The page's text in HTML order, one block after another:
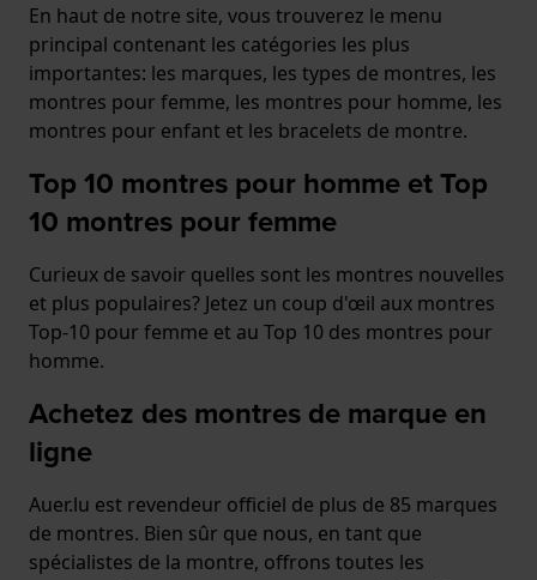
En haut de notre site, vous trouverez le menu
principal contenant les catégories les plus
importantes: les marques, les types de montres, les
montres pour femme, les montres pour homme, les
montres pour enfant et les bracelets de montre.
Top 10 montres pour homme et Top
10 montres pour femme
Curieux de savoir quelles sont les montres nouvelles
et plus populaires? Jetez un coup d'œil aux montres
Top-10 pour femme et au Top 10 des montres pour
homme.
Achetez des montres de marque en
ligne
Auer.lu est revendeur officiel de plus de 85 marques
de montres. Bien sûr que nous, en tant que
spécialistes de la montre, offrons toutes les